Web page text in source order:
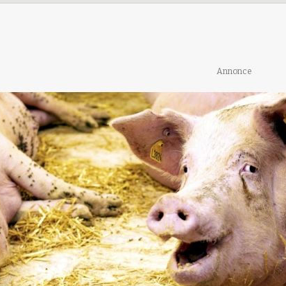
Annonce